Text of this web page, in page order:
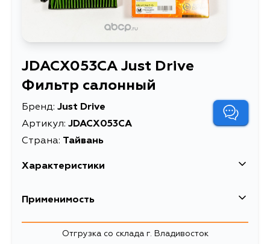
JDACX053CA Just Drive
Фильтр салонный
Бренд: Just Drive
Артикул: JDACX053CA
Страна: Тайвань
Характеристики
Описание
Применимость
NissanОтгрузка со склада г. Владивосток